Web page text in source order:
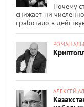
Почему
снижает ни
сработало в
РОМАН
АЛЕКСЕЙ